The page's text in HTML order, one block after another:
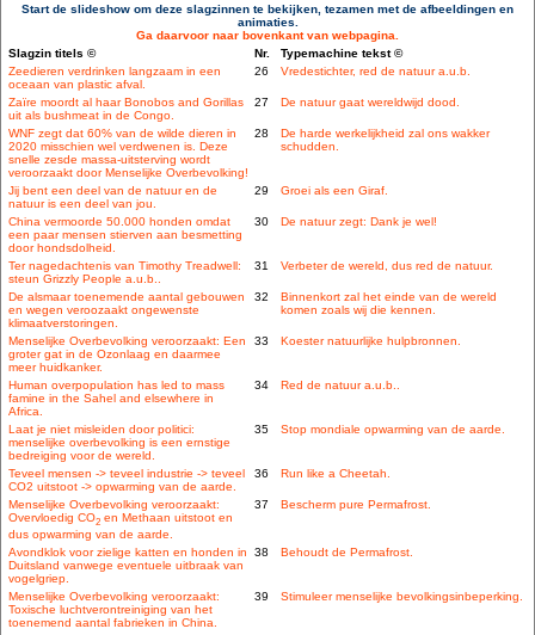
Start de slideshow om deze slagzinnen te bekijken, tezamen met de afbeeldingen en
animaties.
Ga daarvoor naar bovenkant van webpagina.
Slagzin titels ©
Nr.
Typemachine tekst ©
Zeedieren verdrinken langzaam in een
oceaan van plastic afval.
26 Vredestichter, red de natuur a.u.b.
Zaïre moordt al haar Bonobos and Gorillas
uit als bushmeat in de Congo.
27 De natuur gaat wereldwijd dood.
WNF zegt dat 60% van de wilde dieren in
2020 misschien wel verdwenen is. Deze
snelle zesde massa-uitsterving wordt
veroorzaakt door Menselijke Overbevolking!
28
De harde werkelijkheid zal ons wakker
schudden.
Jij bent een deel van de natuur en de
natuur is een deel van jou.
29 Groei als een Giraf.
China vermoorde 50.000 honden omdat
een paar mensen stierven aan besmetting
door hondsdolheid.
30 De natuur zegt: Dank je wel!
Ter nagedachtenis van Timothy Treadwell:
steun Grizzly People a.u.b..
31 Verbeter de wereld, dus red de natuur.
De alsmaar toenemende aantal gebouwen
en wegen veroozaakt ongewenste
klimaatverstoringen.
32
Binnenkort zal het einde van de wereld
komen zoals wij die kennen.
Menselijke Overbevolking veroorzaakt: Een
groter gat in de Ozonlaag en daarmee
meer huidkanker.
33 Koester natuurlijke hulpbronnen.
Human overpopulation has led to mass
famine in the Sahel and elsewhere in
Africa.
34 Red de natuur a.u.b..
Laat je niet misleiden door politici:
menselijke overbevolking is een ernstige
bedreiging voor de wereld.
35 Stop mondiale opwarming van de aarde.
Teveel mensen -> teveel industrie -> teveel
CO2 uitstoot -> opwarming van de aarde.
36 Run like a Cheetah.
Menselijke Overbevolking veroorzaakt:
Overvloedig CO2 en Methaan uitstoot en
dus opwarming van de aarde.
37 Bescherm pure Permafrost.
Avondklok voor zielige katten en honden in
Duitsland vanwege eventuele uitbraak van
vogelgriep.
38 Behoudt de Permafrost.
Menselijke Overbevolking veroorzaakt:
Toxische luchtverontreiniging van het
toenemend aantal fabrieken in China.
39 Stimuleer menselijke bevolkingsinbeperking.